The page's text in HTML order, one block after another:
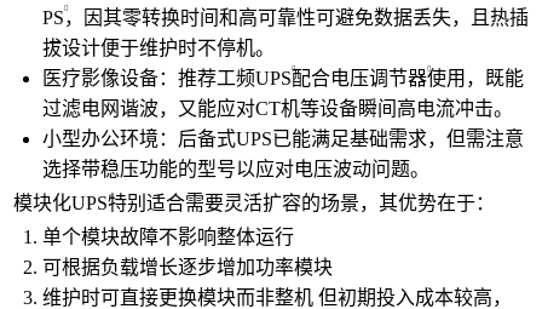
PS，因其零转换时间和高可靠性可避免数据丢失，且热插
拔设计便于维护时不停机。
医疗影像设备：推荐工频UPS配合电压调节器使用，既能
过滤电网谐波，又能应对CT机等设备瞬间高电流冲击。
小型办公环境：后备式UPS已能满足基础需求，但需注意
选择带稳压功能的型号以应对电压波动问题。
模块化UPS特别适合需要灵活扩容的场景，其优势在于：
单个模块故障不影响整体运行
可根据负载增长逐步增加功率模块
维护时可直接更换模块而非整机 但初期投入成本较高，